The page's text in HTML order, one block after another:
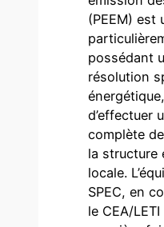
(PEEM) est
possédant
résolution
d’effectuer
complète
la structure
locale.
SPEC, en
le CEA/